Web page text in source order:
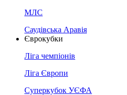
МЛС
Саудівська Аравія
Єврокубки
Ліга чемпіонів
Ліга Європи
Суперкубок УЄФА